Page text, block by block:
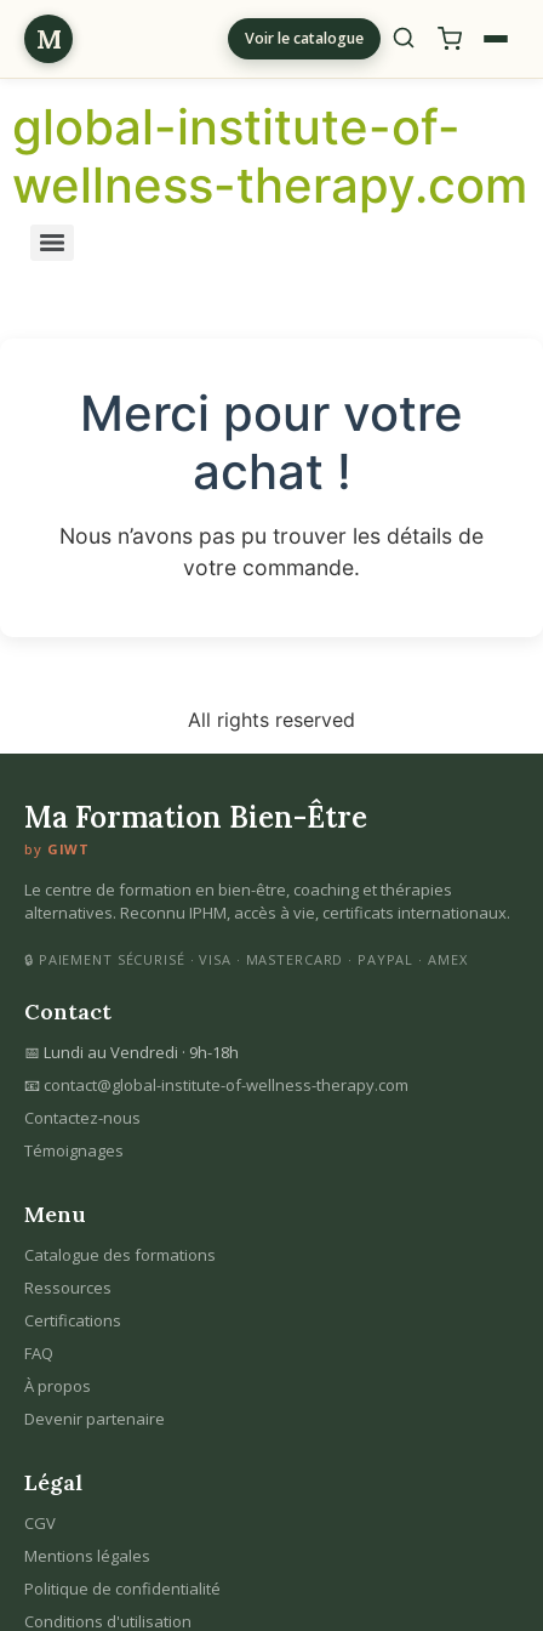
M Voir le catalogue
global-institute-of-
wellness-therapy.com
Merci pour votre
achat !
Nous n’avons pas pu trouver les détails de
votre commande.
All rights reserved
Ma Formation Bien-Être
by GIWT
Le centre de formation en bien-être, coaching et thérapies
alternatives. Reconnu IPHM, accès à vie, certificats internationaux.
🔒 PAIEMENT SÉCURISÉ · VISA · MASTERCARD · PAYPAL · AMEX
Contact
📅 Lundi au Vendredi · 9h-18h
📧 contact@global-institute-of-wellness-therapy.com
Contactez-nous
Témoignages
Menu
Catalogue des formations
Ressources
Certifications
FAQ
À propos
Devenir partenaire
Légal
CGV
Mentions légales
Politique de confidentialité
Conditions d'utilisation